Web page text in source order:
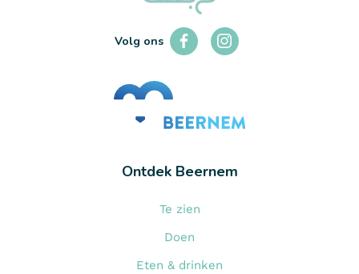
Volg ons
Ontdek Beernem
Te zien
Doen
Eten & drinken